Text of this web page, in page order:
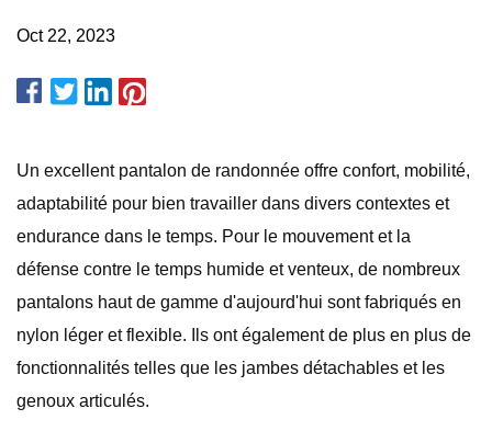
Oct 22, 2023
Un excellent pantalon de randonnée offre confort, mobilité,
adaptabilité pour bien travailler dans divers contextes et
endurance dans le temps. Pour le mouvement et la
défense contre le temps humide et venteux, de nombreux
pantalons haut de gamme d'aujourd'hui sont fabriqués en
nylon léger et flexible. Ils ont également de plus en plus de
fonctionnalités telles que les jambes détachables et les
genoux articulés.